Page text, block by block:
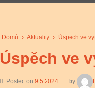
Domů › Aktuality › Úspěch ve
Úspěch ve
Posted on 9.5.2024 by